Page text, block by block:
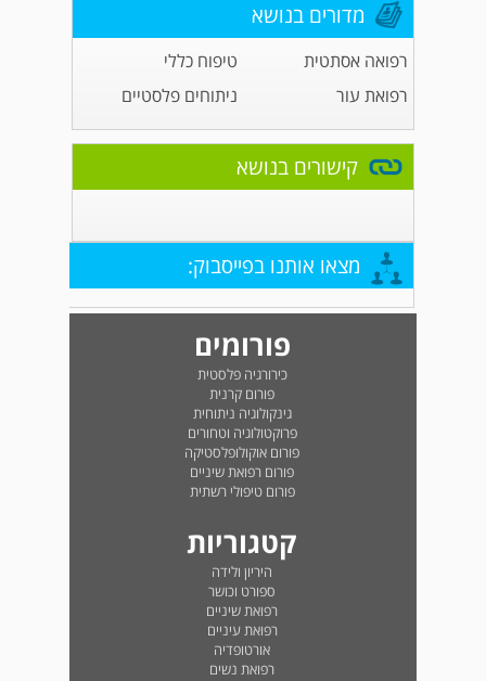
מדורים בנושא
רפואה אסתטית
טיפוח כללי
רפואת עור
ניתוחים פלסטיים
קישורים בנושא
מצאו אותנו בפייסבוק:
פורומים
כירורגיה פלסטית
פורום קרנית
גינקולוגיה ניתוחית
פרוקטולוגיה וטחורים
פורום אוקולופלסטיקה
פורום רפואת שיניים
פורום טיפולי רשתית
קטגוריות
היריון ולידה
ספורט וכושר
רפואת שיניים
רפואת עיניים
אורטופדיה
רפואת נשים